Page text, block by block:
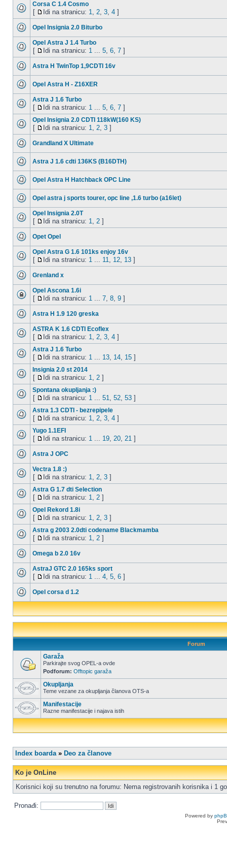
Corsa C 1.4 Cosmo
[ Idi na stranicu: 1, 2, 3, 4 ]
Opel Insignia 2.0 Biturbo
Opel Astra J 1.4 Turbo
[ Idi na stranicu: 1 ... 5, 6, 7 ]
Astra H TwinTop 1,9CDTI 16v
Opel Astra H - Z16XER
Astra J 1.6 Turbo
[ Idi na stranicu: 1 ... 5, 6, 7 ]
Opel Insignia 2.0 CDTI 118kW(160 KS)
[ Idi na stranicu: 1, 2, 3 ]
Grandland X Ultimate
Astra J 1.6 cdti 136KS (B16DTH)
Opel Astra H Hatchback OPC Line
Opel astra j sports tourer, opc line ,1.6 turbo (a16let)
Opel Insignia 2.0T
[ Idi na stranicu: 1, 2 ]
Opet Opel
Opel Astra G 1.6 101ks enjoy 16v
[ Idi na stranicu: 1 ... 11, 12, 13 ]
Grenland x
Opel Ascona 1.6i
[ Idi na stranicu: 1 ... 7, 8, 9 ]
Astra H 1.9 120 greska
ASTRA K 1.6 CDTI Ecoflex
[ Idi na stranicu: 1, 2, 3, 4 ]
Astra J 1.6 Turbo
[ Idi na stranicu: 1 ... 13, 14, 15 ]
Insignia 2.0 st 2014
[ Idi na stranicu: 1, 2 ]
Spontana okupljanja :)
[ Idi na stranicu: 1 ... 51, 52, 53 ]
Astra 1.3 CDTI - bezrepipele
[ Idi na stranicu: 1, 2, 3, 4 ]
Yugo 1.1EFI
[ Idi na stranicu: 1 ... 19, 20, 21 ]
Astra J OPC
Vectra 1.8 :)
[ Idi na stranicu: 1, 2, 3 ]
Astra G 1.7 dti Selection
[ Idi na stranicu: 1, 2 ]
Opel Rekord 1.8i
[ Idi na stranicu: 1, 2, 3 ]
Astra g 2003 2.0dti codename Blackmamba
[ Idi na stranicu: 1, 2 ]
Omega b 2.0 16v
AstraJ GTC 2.0 165ks sport
[ Idi na stranicu: 1 ... 4, 5, 6 ]
Opel corsa d 1.2
Forum
Garaža
Parkirajte svog OPEL-a ovde
Podforum: Offtopic garaža
Okupljanja
Teme vezane za okupljanja članova OTS-a
Manifestacije
Razne manifestacije i najava istih
Index boarda» Deo za članove
Ko je OnLine
Korisnici koji su trenutno na forumu: Nema registrovanih korisnika i 1
Pronađi:
Powered by